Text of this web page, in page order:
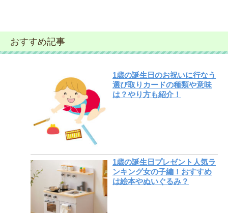
おすすめ記事
1歳の誕生日のお祝いに行なう
選び取りカードの種類や意味
は？やり方も紹介！
1歳の誕生日プレゼント人気ラ
ンキング女の子編！おすすめ
は絵本やぬいぐるみ？